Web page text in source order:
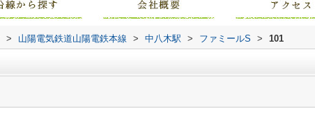
> 山陽電気鉄道山陽電鉄本線 > 中八木駅 > ファミールS > 101